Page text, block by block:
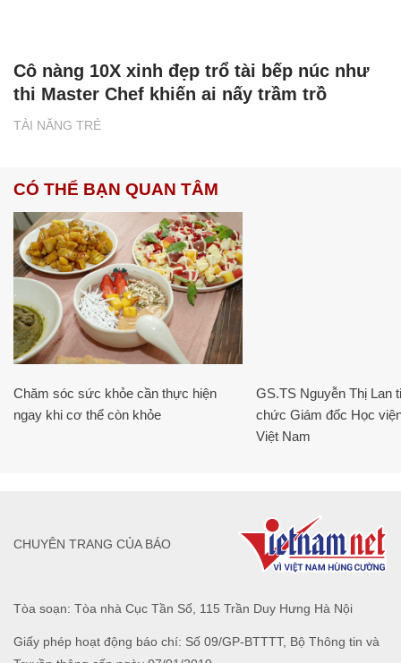
TÀI NĂNG TRẺ
Cô nàng 10X xinh đẹp trổ tài bếp núc như
thi Master Chef khiến ai nấy trầm trồ
CÓ THỂ BẠN QUAN TÂM
Chăm sóc sức khỏe cần thực hiện
ngay khi cơ thể còn khỏe
GS.TS Nguyễn Thị Lan
chức Giám đốc Học
Việt Nam
Tòa soạn: Tòa nhà Cục Tần Số, 115 Trần Duy Hưng Hà Nội
Giấy phép hoạt động báo chí: Số 09/GP-BTTTT, Bộ Thông tin và
CHUYÊN TRANG CỦA BÁO